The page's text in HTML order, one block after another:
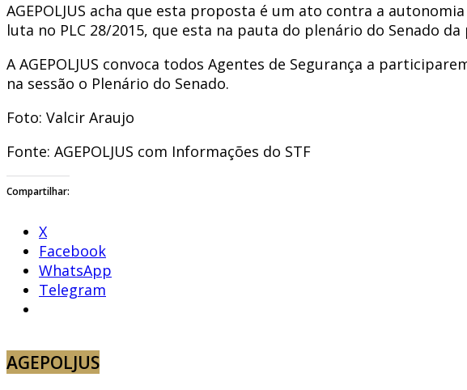
AGEPOLJUS acha que esta proposta é um ato contra a
luta no PLC 28/2015, que esta na pauta do plenário do Senado
A AGEPOLJUS convoca todos Agentes de Segurança a
na sessão o Plenário do Senado.
Foto: Valcir Araujo
Fonte: AGEPOLJUS com Informações do STF
Compartilhar:
X
Facebook
WhatsApp
Telegram
AGEPOLJUS